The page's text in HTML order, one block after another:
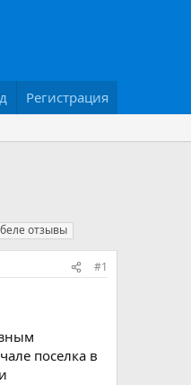
Регистрация
отзывы
#1
поселка в